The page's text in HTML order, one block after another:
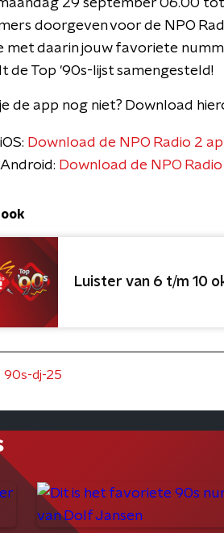
29 september 06.00
doorgeven voor de NPO
met daarin jouw favoriete
de Top '90s-lijst samengesteld!
de app nog niet? Download
iOS: Download de NPO Radio 2
Android: Download de NPO
ook
Luister van 6 t/m 10
90s-dj-25